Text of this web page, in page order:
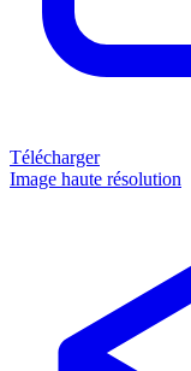
Télécharger
Image haute résolution